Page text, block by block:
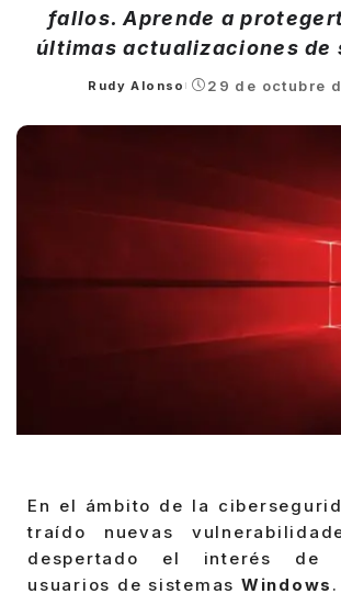
fallos. Aprende a
últimas actualizaciones de
Posted
Rudy Alonso 29 de octubre
En el ámbito de la
traído nuevas
despertado el interés de
usuarios de sistemas Windows .